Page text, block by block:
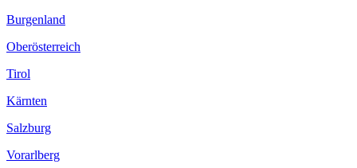
Burgenland
Oberösterreich
Tirol
Kärnten
Salzburg
Vorarlberg